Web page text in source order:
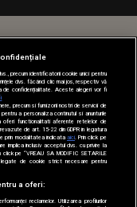
precum identificatorii cookie unici pentru
dvs. făcând clic mai jos, respectiv vă
de confidențialitate. Aceste alegeri vor fi
precum si furnizorii nostri de servicii de
a personaliza continutul si anunturile
functionalitati aferente retelelor de
de art. 15-22 din GDPR in legatura
prin modalitatea indicataaici . Prin click pe
implica inclusiv acceptul dvs. cu privire la
pe “VREAU SA MODIFIC SETARILE
legate de cookie strict necesare pentru
a oferi:
reclamelor. Utilizarea profilurilor